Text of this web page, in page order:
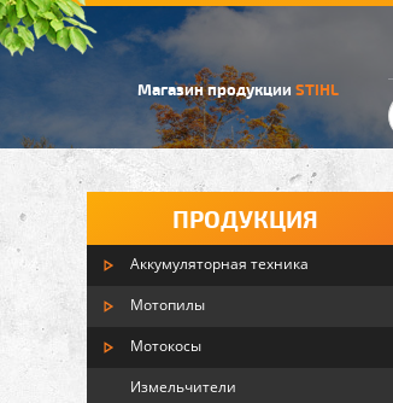
Магазин продукции STIHL
ПРОДУКЦИЯ
Аккумуляторная техника
Мотопилы
Мотокосы
Измельчители